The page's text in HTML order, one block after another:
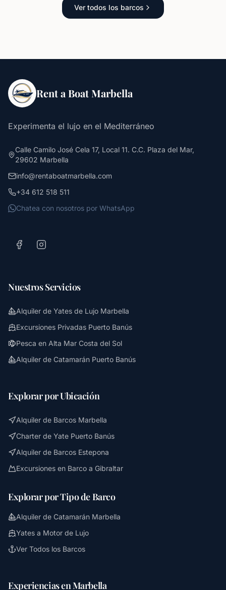
Ver todos los barcos
Rent a Boat Marbella
Experimenta el lujo en el Mediterráneo
Calle Camilo José Cela 17, Local 11. C.C. Plaza del Mar,
29602 Marbella
info@rentaboatmarbella.com
+34 612 518 511
Chatea con nosotros por WhatsApp
Nuestros Servicios
Alquiler de Yates de Lujo Marbella
Excursiones Privadas Puerto Banús
Pesca en Alta Mar Costa del Sol
Alquiler de Catamarán Puerto Banús
Explorar por Ubicación
Alquiler de Barcos Marbella
Charter de Yate Puerto Banús
Alquiler de Barcos Estepona
Excursiones en Barco a Gibraltar
Explorar por Tipo de Barco
Alquiler de Catamarán Marbella
Yates a Motor de Lujo
Ver Todos los Barcos
Experiencias en Marbella